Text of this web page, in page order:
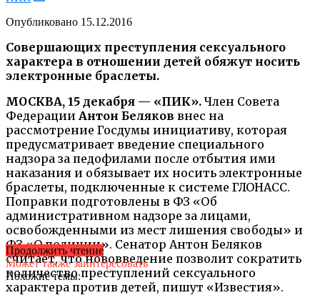
Опубликовано 15.12.2016
Совершающих преступления сексуального
характера в отношении детей обяжут носить
электронные браслеты.
МОСКВА, 15 декабря — «ПИК». Член Совета
Федерации Антон Беляков внес на
рассмотрение Госдумы инициативу, которая
предусматривает введение специального
надзора за педофилами после отбытия ими
наказания и обязывает их носить электронные
браслеты, подключенные к системе ГЛОНАСС.
Поправки подготовлены в ФЗ «Об
административном надзоре за лицами,
освобожденными из мест лишения свободы» и
ФЗ «О полиции». Сенатор Антон Беляков
считает, что нововведение позволит сократить
количество преступлений сексуального
характера против детей, пишут «Известия».
Продолжить чтение
Может также заинтересовать
Похожие темы: